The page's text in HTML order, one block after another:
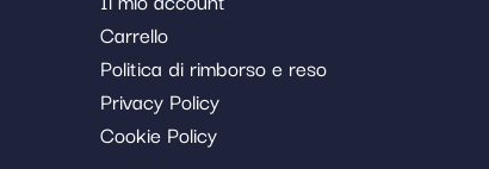
Carrello
Politica di rimborso e reso
Privacy Policy
Cookie Policy